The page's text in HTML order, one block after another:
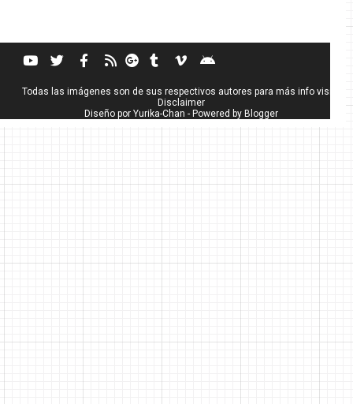
Todas las imágenes son de sus respectivos autores para más info visita
Disclaimer
Diseño por Yurika-Chan - Powered by Blogger